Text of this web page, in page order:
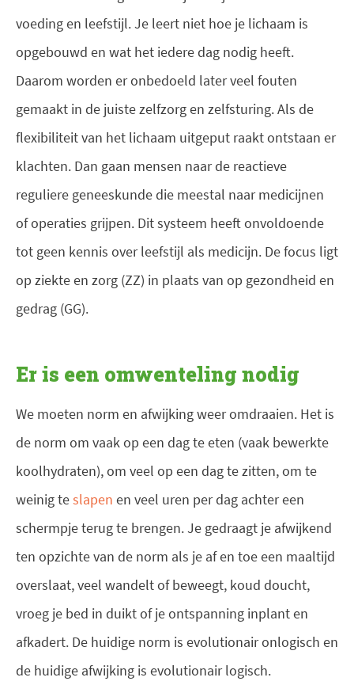
voeding en leefstijl. Je leert niet hoe je lichaam is
opgebouwd en wat het iedere dag nodig heeft.
Daarom worden er onbedoeld later veel fouten
gemaakt in de juiste zelfzorg en zelfsturing. Als de
flexibiliteit van het lichaam uitgeput raakt ontstaan er
klachten. Dan gaan mensen naar de reactieve
reguliere geneeskunde die meestal naar medicijnen
of operaties grijpen. Dit systeem heeft onvoldoende
tot geen kennis over leefstijl als medicijn. De focus ligt
op ziekte en zorg (ZZ) in plaats van op gezondheid en
gedrag (GG).
Er is een omwenteling nodig
We moeten norm en afwijking weer omdraaien. Het is
de norm om vaak op een dag te eten (vaak bewerkte
koolhydraten), om veel op een dag te zitten, om te
weinig teslapen en veel uren per dag achter een
schermpje terug te brengen. Je gedraagt je afwijkend
ten opzichte van de norm als je af en toe een maaltijd
overslaat, veel wandelt of beweegt, koud doucht,
vroeg je bed in duikt of je ontspanning inplant en
afkadert. De huidige norm is evolutionair onlogisch en
de huidige afwijking is evolutionair logisch.